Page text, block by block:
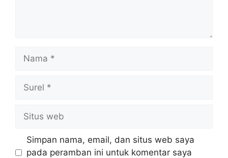
web
Simpan nama, email, dan situs web saya
pada peramban ini untuk komentar saya